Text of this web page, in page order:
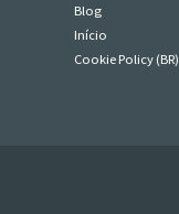
Blog
Início
Cookie Policy (BR)